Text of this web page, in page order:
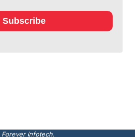
Subscribe
Forever Infotech.